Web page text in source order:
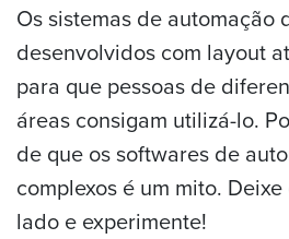
Os sistemas de automação
desenvolvidos com layout
para que pessoas de
áreas consigam utilizá-lo.
de que os softwares de
complexos é um mito.
lado e experimente!